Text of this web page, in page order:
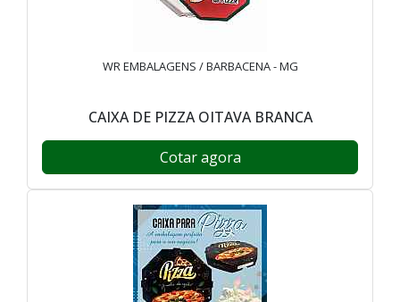
WR EMBALAGENS / BARBACENA - MG
CAIXA DE PIZZA OITAVA BRANCA
Cotar agora